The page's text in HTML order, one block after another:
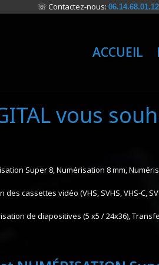
☏ Contactez-nous: 06.14.68.01.12
ACCUEIL
vous
Super 8, Numérisation 8 mm,
cassettes vidéo (VHS, SVHS, VHS-C,
de diapositives (5 x5 / 24x36),